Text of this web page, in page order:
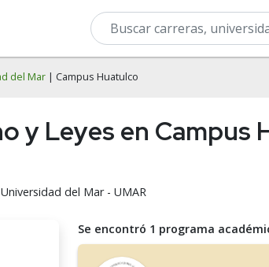
del Mar | Campus Huatulco
y Leyes en Campus
del Mar - UMAR
Se encontró 1 programa